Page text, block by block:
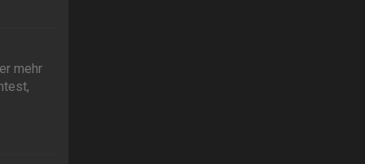
mehr